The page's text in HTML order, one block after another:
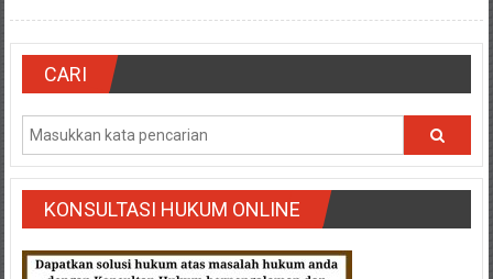
Pekanbaru/
Bangkinang/
Pangkal
Pinang/
Sulawesi,
NTT/
papan/
CARI
KONSULTASI HUKUM ONLINE